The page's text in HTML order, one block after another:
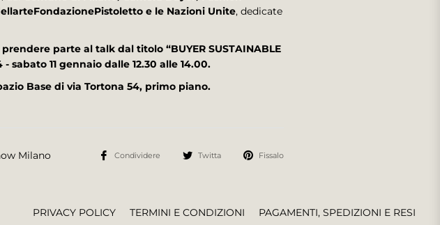
e le Nazioni Unite, dedicate
parte al talk dal titolo “BUYER SUSTAINABLE
sabato 11 gennaio dalle 12.30 alle 14.00.
Base di via Tortona 54, primo piano.
Milano Condividere Twitta Fissalo
PAGAMENTI, SPEDIZIONI E RESI
TERMINI E CONDIZIONI
PRIVACY POLICY